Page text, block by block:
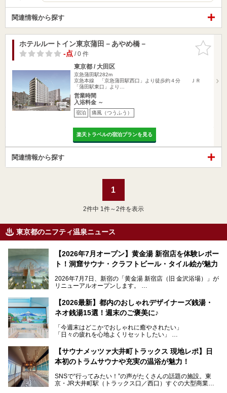
関連情報から探す
お気に入
りに追加
ホテルルートイン東京蒲田－あやめ橋－
-点/ 0 件
東京都 / 大田区
京急蒲田駅282m
京急本線 「京急蒲田駅西口」より徒歩約４分 ＪＲ
「蒲田駅東口」より…
営業時間
入浴料金 ～
宿泊 痛風（つうふう）
楽天トラベルの宿泊プランを見る
関連情報から探す
1
2件中 1件～2件を表示
東京都のニフティ温泉ニュース
【2026年7月オープン】黄金湯 新宿店を体験レポー
ト！洞窟サウナ・クラフトビール・タイル絵が魅力
2026年7月7日、新宿の「黄金湯 新宿店（旧 金沢浴場）」が
リニューアルオープンします。
レトロでノスタルジックなタイル絵はそのまま、昔からここ
を知る地元の人にも、新しく足を運んでくれる人にも愛され
る、今の時代の"銭湯"として生まれ変わりました。洞窟のよ
ビアバーなど、新しく登場したスポットも併せて紹介しま
す。充実した設備があるのに、基本の入浴料が銭湯価格の5
【2026最新】都内のおしゃれデザイナーズ銭湯・
ネオ銭湯15選！週末のご褒美に♪
「今週末はどこかでおしゃれに癒やされたい」
「日々の疲れを心地よくリセットしたい」
となっている新しいスタイルの銭湯です。
最近、SNSやメディアで「デザイナーズ銭湯」や「ネオ銭
本記事では、そもそもこれらがどんな銭湯なのか、その気に
【サウナメッツァ大井町トラックス 現地レポ】日
本初のトラムサウナや充実の温浴が魅力！
SNSで“行ってみたい！”の声がたくさんの話題の施設。東
京・JR大井町駅（トラックス口／西口）すぐの大型商業施